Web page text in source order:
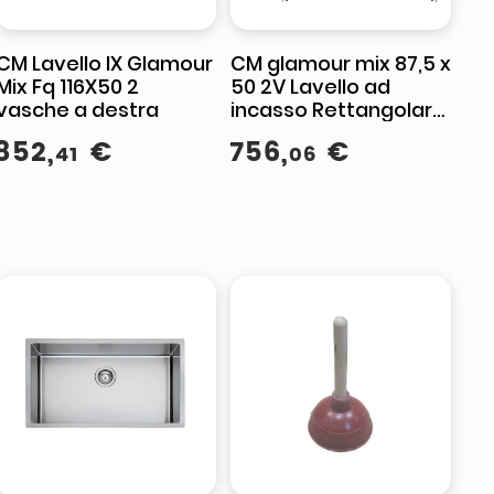
Lavello IX Glamour
Fq 116X50 2
a destra
,41 €
CM glamour mix 87,5 x
50 2V Lavello ad
incasso Rettangolare
Acciaio inossidabile
756,06 €